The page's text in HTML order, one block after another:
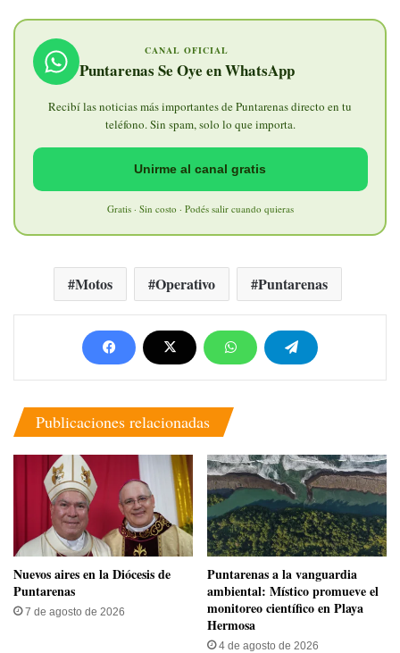
CANAL OFICIAL
Puntarenas Se Oye en WhatsApp
Recibí las noticias más importantes de Puntarenas directo en tu
teléfono. Sin spam, solo lo que importa.
Unirme al canal gratis
Gratis · Sin costo · Podés salir cuando quieras
Motos Operativo Puntarenas
Publicaciones relacionadas
​Nuevos aires en la Diócesis de
Puntarenas
7 de agosto de 2026
​Puntarenas a la vanguardia
ambiental: Místico promueve el
monitoreo científico en Playa
Hermosa
4 de agosto de 2026